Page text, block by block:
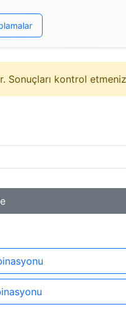
Sonuçları kontrol